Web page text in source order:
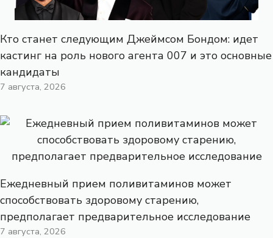
Кто станет следующим Джеймсом Бондом: идет
кастинг на роль нового агента 007 и это основные
кандидаты
7 августа, 2026
Ежедневный прием поливитаминов может
способствовать здоровому старению,
предполагает предварительное исследование
7 августа, 2026